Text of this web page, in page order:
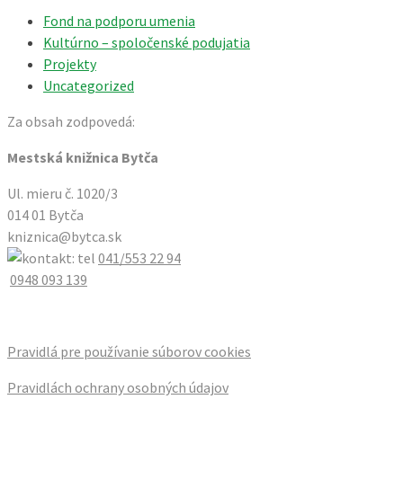
Fond na podporu umenia
Kultúrno – spoločenské podujatia
Projekty
Uncategorized
Za obsah zodpovedá:
Mestská knižnica Bytča
Ul. mieru č. 1020/3
014 01 Bytča
kniznica@bytca.sk
041/553 22 94
0948 093 139
Pravidlá pre používanie súborov cookies
Pravidlách ochrany osobných údajov